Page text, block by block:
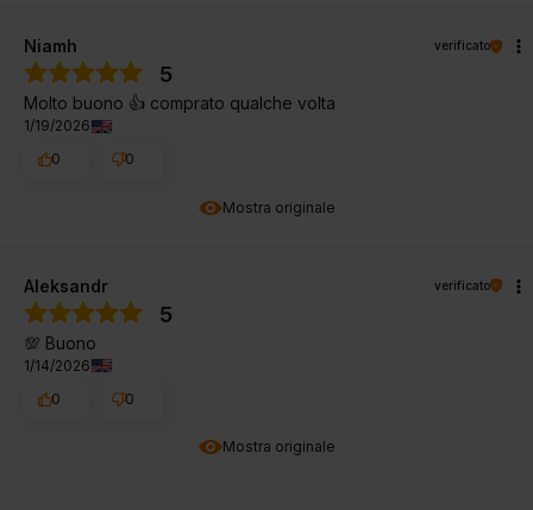
Mostra originale
Niamh verificato
5
Molto buono 👍️ comprato qualche volta
1/19/2026
0
0
Mostra originale
Aleksandr verificato
5
💯 Buono
1/14/2026
0
0